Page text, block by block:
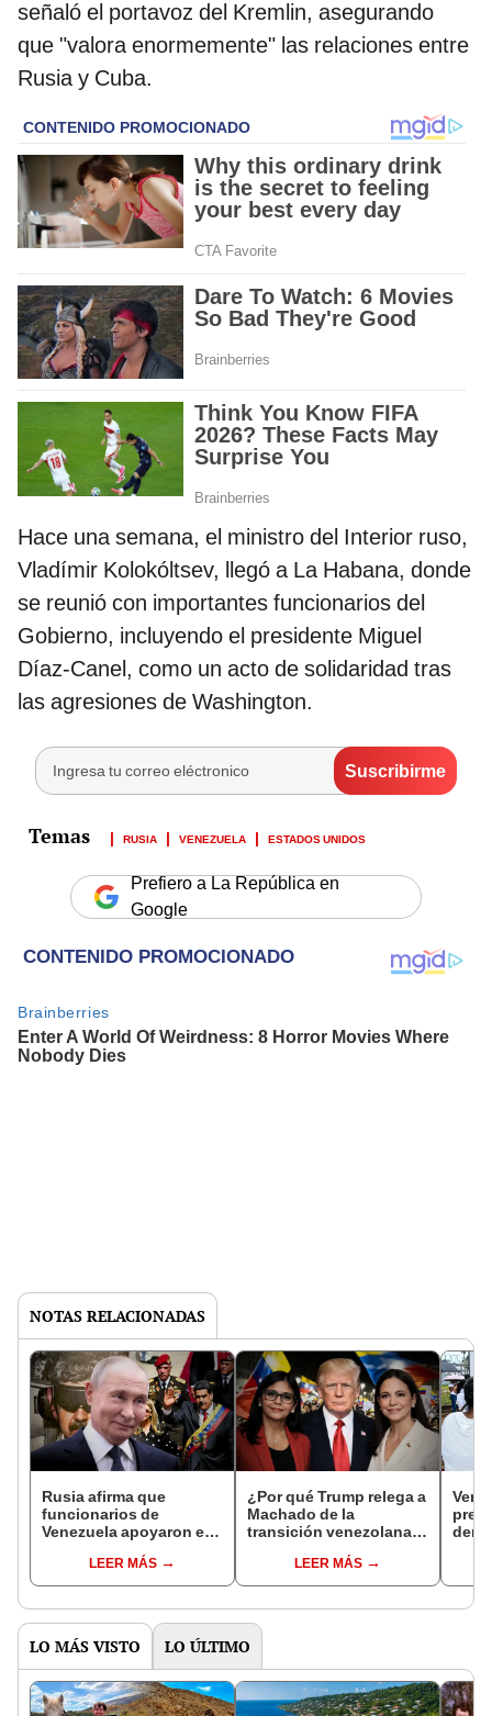
señaló el portavoz del Kremlin, asegurando
que "valora enormemente" las relaciones entre
Rusia y Cuba.
Hace una semana, el ministro del Interior ruso,
Vladímir Kolokóltsev, llegó a La Habana, donde
se reunió con importantes funcionarios del
Gobierno, incluyendo el presidente Miguel
Díaz-Canel, como un acto de solidaridad tras
las agresiones de Washington.
RUSIA VENEZUELA ESTADOS UNIDOS
Prefiero a La República en
Google
NOTAS RELACIONADAS
Rusia afirma que
funcionarios de
Venezuela apoyaron en
"Conocemos los
nombres de estos
LEER MÁS
¿Por qué Trump relega a
Machado de la
transición venezolana y
Rodríguez?
LEER MÁS
LO MÁS VISTO LO ÚLTIMO